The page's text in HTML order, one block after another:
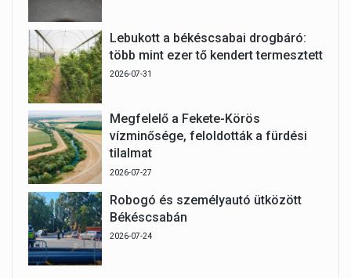
Lebukott a békéscsabai drogbáró:
több mint ezer tő kendert termesztett
2026-07-31
Megfelelő a Fekete-Körös
vízminősége, feloldották a fürdési
tilalmat
2026-07-27
Robogó és személyautó ütközött
Békéscsabán
2026-07-24